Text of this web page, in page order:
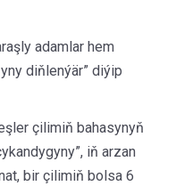
adamlar hem
diňlenýär” diýip
çilimiň bahasynyň
iň arzan
bir çilimiň bolsa 6